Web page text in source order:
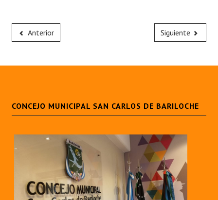
Anterior Siguiente
CONCEJO MUNICIPAL SAN CARLOS DE BARILOCHE